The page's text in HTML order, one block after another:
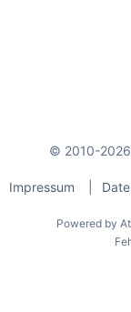
© 2010-2026
Impressum
Powered by